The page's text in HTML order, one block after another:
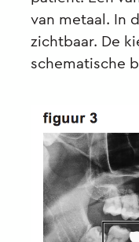
van metaal. In
zichtbaar. De
schematische